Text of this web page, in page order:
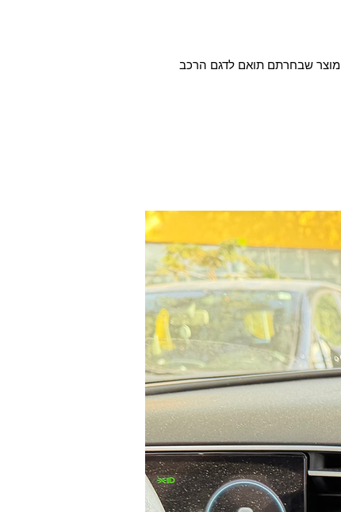
שבחרתם תואם לדגם הרכב